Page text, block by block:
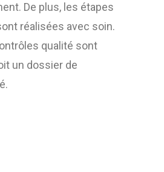
De plus, les étapes
réalisées avec soin.
qualité sont
un dossier de